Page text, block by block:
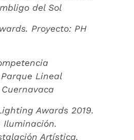
del Sol
Proyecto: PH
Lineal
Awards 2019.
Iluminación.
Artística.